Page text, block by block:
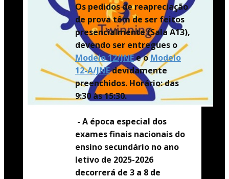
Os pedidos de reapreciação
de prova têm de ser feitos
presencialmente (Sala A13),
devendo ser entregues o
Modelo 12/JNEe oModelo
12-A/JNEdevidamente
preenchidos. Horário: das
9:30 às 15:30.
- A época especial dos
exames finais nacionais do
ensino secundário no ano
letivo de 2025-2026
decorrerá de 3 a 8 de